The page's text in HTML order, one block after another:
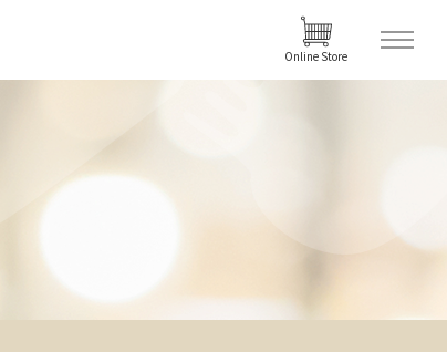
Online Store